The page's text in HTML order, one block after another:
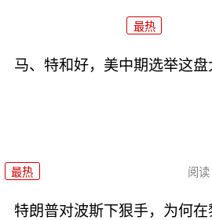
最热
马、特和好，美中期选举这盘
最热 阅读
特朗普对波斯下狠手，为何在